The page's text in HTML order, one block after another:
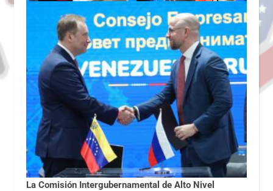
La Comisión Intergubernamental de Alto Nivel